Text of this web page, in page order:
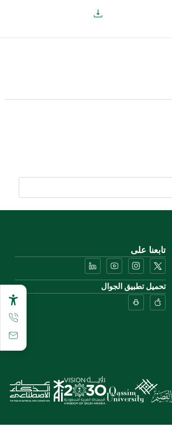
تابعنا على
تحميل تطبيق الجوال